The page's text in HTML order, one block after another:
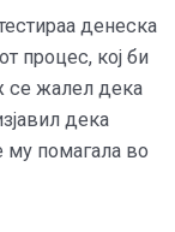
денеска
процес, кој би
се жалел дека
дека
му помагала во